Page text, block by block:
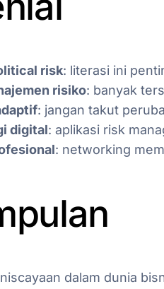
risk: literasi ini
risiko: banyak
: jangan takut
digital: aplikasi risk
: networking
dalam dunia